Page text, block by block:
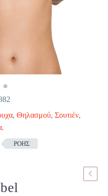
, Θηλασμού, Σουτιέν,
.
ΡΟΗΣ